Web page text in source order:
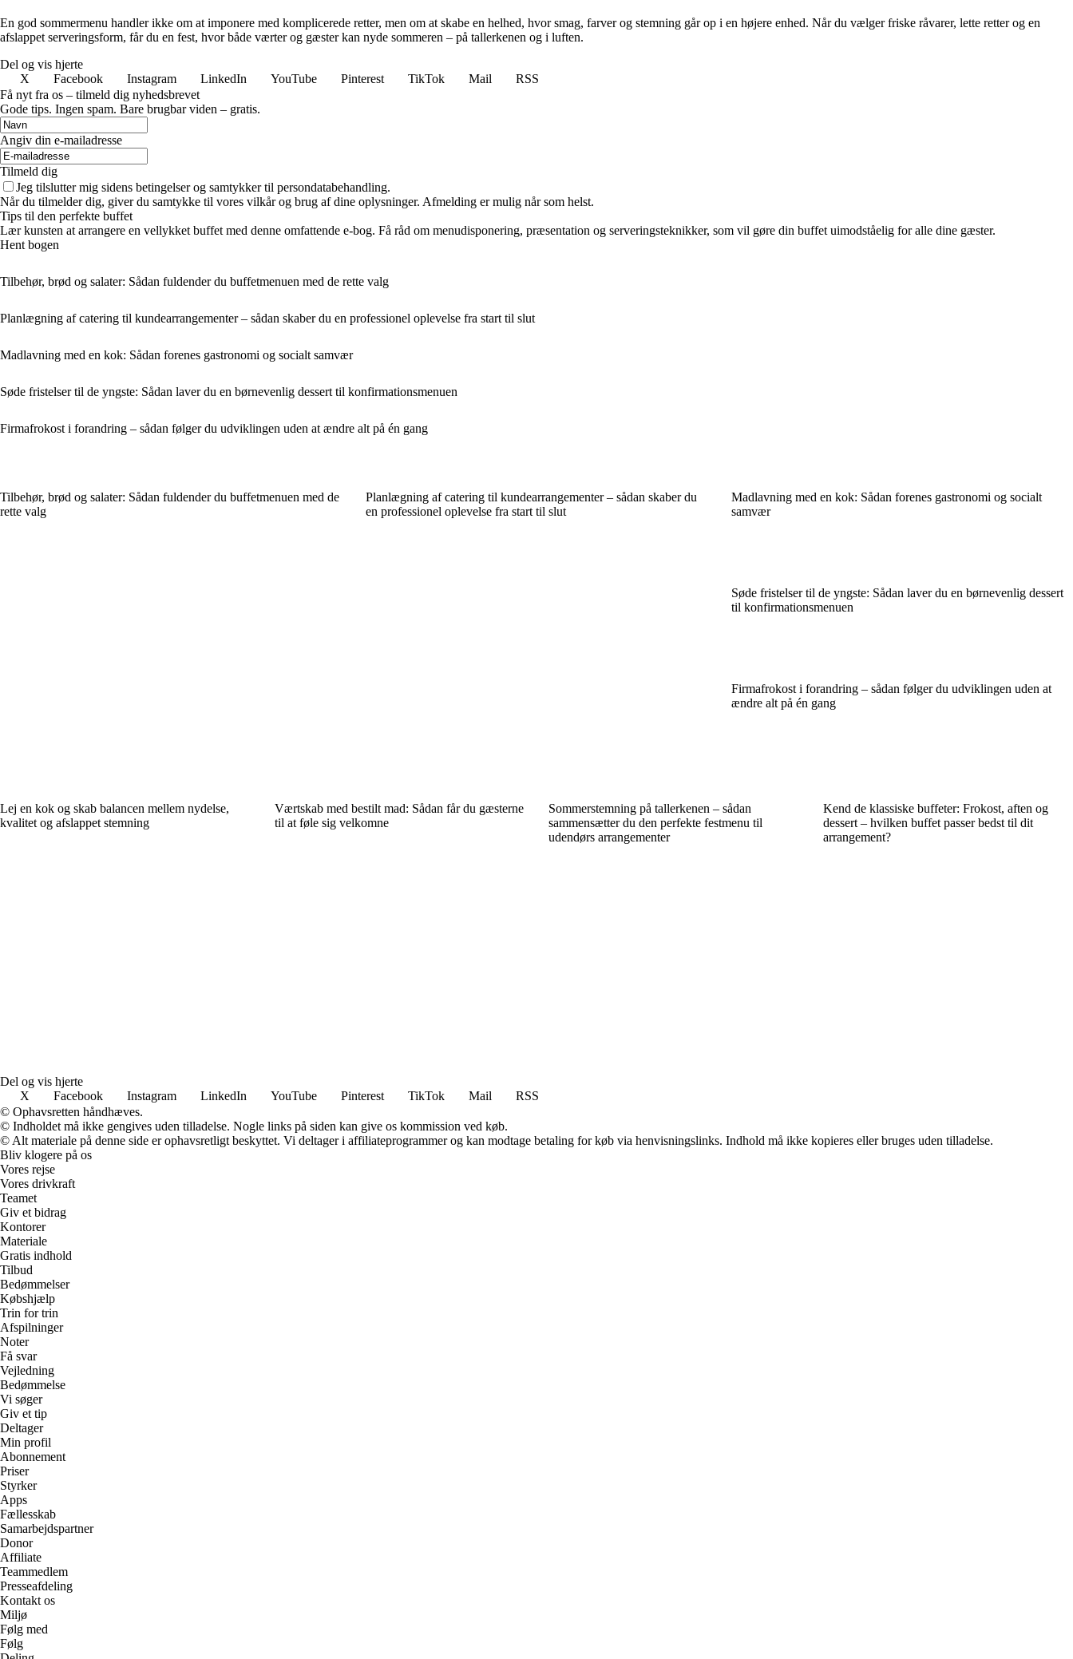
En god sommermenu handler ikke om at imponere med komplicerede retter, men om at skabe en helhed, hvor smag, farver og stemning går op i en højere enhed. Når du vælger friske råvarer, lette retter og en
afslappet serveringsform, får du en fest, hvor både værter og gæster kan nyde sommeren – på tallerkenen og i luften.
Del og vis hjerte
X
Facebook Instagram LinkedIn YouTube Pinterest TikTok Mail
RSS
Få nyt fra os – tilmeld dig nyhedsbrevet
Gode tips. Ingen spam. Bare brugbar viden – gratis.
Angiv din e-mailadresse
Tilmeld dig
Jeg tilslutter mig sidens betingelser og samtykker til persondatabehandling.
Når du tilmelder dig, giver du samtykke til vores vilkår og brug af dine oplysninger. Afmelding er mulig når som helst.
Tips til den perfekte buffet
Lær kunsten at arrangere en vellykket buffet med denne omfattende e-bog. Få råd om menudisponering, præsentation og serveringsteknikker, som vil gøre din buffet uimodståelig for alle dine gæster.
Hent bogen
Tilbehør, brød og salater: Sådan fuldender du buffetmenuen med de rette valg
Planlægning af catering til kundearrangementer – sådan skaber du en professionel oplevelse fra start til slut
Madlavning med en kok: Sådan forenes gastronomi og socialt samvær
Søde fristelser til de yngste: Sådan laver du en børnevenlig dessert til konfirmationsmenuen
Firmafrokost i forandring – sådan følger du udviklingen uden at ændre alt på én gang
Tilbehør, brød og salater: Sådan fuldender du buffetmenuen med de
rette valg
Planlægning af catering til kundearrangementer – sådan skaber du
en professionel oplevelse fra start til slut
Madlavning med en kok: Sådan forenes gastronomi og socialt
samvær
Søde fristelser til de yngste: Sådan laver du en børnevenlig dessert
til konfirmationsmenuen
Firmafrokost i forandring – sådan følger du udviklingen uden at
ændre alt på én gang
Lej en kok og skab balancen mellem nydelse,
kvalitet og afslappet stemning
Værtskab med bestilt mad: Sådan får du gæsterne
til at føle sig velkomne
Sommerstemning på tallerkenen – sådan
sammensætter du den perfekte festmenu til
udendørs arrangementer
Kend de klassiske buffeter: Frokost, aften og
dessert – hvilken buffet passer bedst til dit
arrangement?
Del og vis hjerte
X
Facebook Instagram LinkedIn YouTube Pinterest TikTok Mail
RSS
© Ophavsretten håndhæves.
© Indholdet må ikke gengives uden tilladelse. Nogle links på siden kan give os kommission ved køb.
© Alt materiale på denne side er ophavsretligt beskyttet. Vi deltager i affiliateprogrammer og kan modtage betaling for køb via henvisningslinks. Indhold må ikke kopieres eller bruges uden tilladelse.
Bliv klogere på os
Vores rejse
Vores drivkraft
Teamet
Giv et bidrag
Kontorer
Materiale
Gratis indhold
Tilbud
Bedømmelser
Købshjælp
Trin for trin
Afspilninger
Noter
Få svar
Vejledning
Bedømmelse
Vi søger
Giv et tip
Deltager
Min profil
Abonnement
Priser
Styrker
Apps
Fællesskab
Samarbejdspartner
Donor
Affiliate
Teammedlem
Presseafdeling
Kontakt os
Miljø
Følg med
Følg